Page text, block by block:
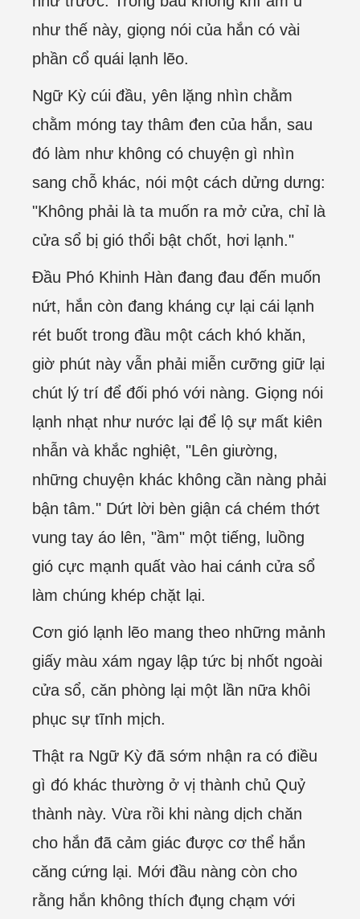
như thế này, giọng nói của hắn có vài
phần cổ quái lạnh lẽo.
Ngữ Kỳ cúi đầu, yên lặng nhìn chằm
chằm móng tay thâm đen của hắn, sau
đó làm như không có chuyện gì nhìn
sang chỗ khác, nói một cách dửng dưng:
"Không phải là ta muốn ra mở cửa, chỉ là
cửa sổ bị gió thổi bật chốt, hơi lạnh."
Đầu Phó Khinh Hàn đang đau đến muốn
nứt, hắn còn đang kháng cự lại cái lạnh
rét buốt trong đầu một cách khó khăn,
giờ phút này vẫn phải miễn cưỡng giữ lại
chút lý trí để đối phó với nàng. Giọng nói
lạnh nhạt như nước lại để lộ sự mất kiên
nhẫn và khắc nghiệt, "Lên giường,
những chuyện khác không cần nàng phải
bận tâm." Dứt lời bèn giận cá chém thớt
vung tay áo lên, "ầm" một tiếng, luồng
gió cực mạnh quất vào hai cánh cửa sổ
làm chúng khép chặt lại.
Cơn gió lạnh lẽo mang theo những mảnh
giấy màu xám ngay lập tức bị nhốt ngoài
cửa sổ, căn phòng lại một lần nữa khôi
phục sự tĩnh mịch.
Thật ra Ngữ Kỳ đã sớm nhận ra có điều
gì đó khác thường ở vị thành chủ Quỷ
thành này. Vừa rồi khi nàng dịch chăn
cho hắn đã cảm giác được cơ thể hắn
căng cứng lại. Mới đầu nàng còn cho
rằng hắn không thích đụng chạm với